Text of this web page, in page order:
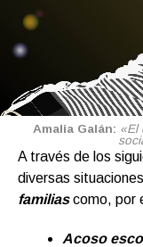
Amalia Galán: «El
A través de los
diversas
familiascomo, por
Acoso